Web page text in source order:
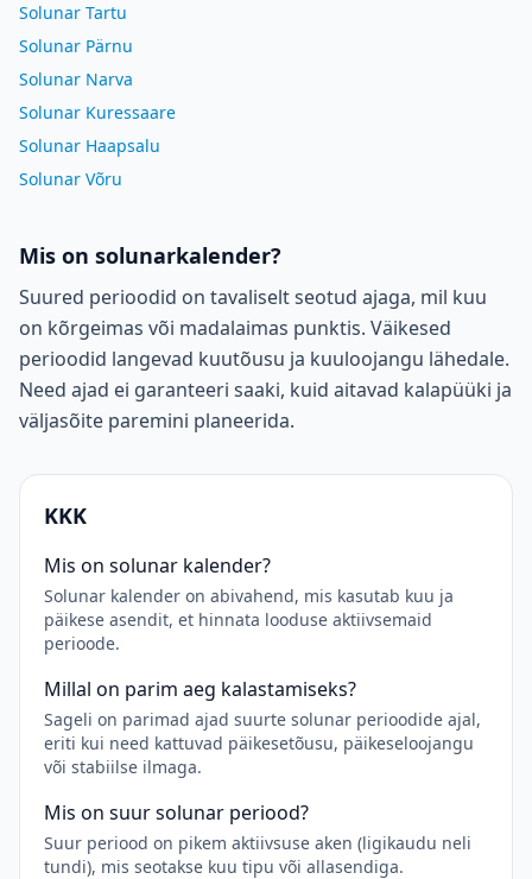
Solunar Tartu
Solunar Pärnu
Solunar Narva
Solunar Kuressaare
Solunar Haapsalu
Solunar Võru
Mis on solunarkalender?
Suured perioodid on tavaliselt seotud ajaga, mil kuu
on kõrgeimas või madalaimas punktis. Väikesed
perioodid langevad kuutõusu ja kuuloojangu lähedale.
Need ajad ei garanteeri saaki, kuid aitavad kalapüüki ja
väljasõite paremini planeerida.
KKK
Mis on solunar kalender?
Solunar kalender on abivahend, mis kasutab kuu ja
päikese asendit, et hinnata looduse aktiivsemaid
perioode.
Millal on parim aeg kalastamiseks?
Sageli on parimad ajad suurte solunar perioodide ajal,
eriti kui need kattuvad päikesetõusu, päikeseloojangu
või stabiilse ilmaga.
Mis on suur solunar periood?
Suur periood on pikem aktiivsuse aken (ligikaudu neli
tundi), mis seotakse kuu tipu või allasendiga.